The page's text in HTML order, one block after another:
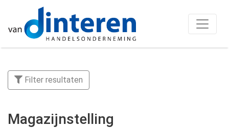
Filter resultaten
Magazijnstelling